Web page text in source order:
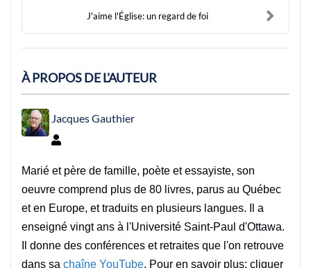
J'aime l'Église: un regard de foi
À PROPOS DE L'AUTEUR
Jacques Gauthier
Jacques Gauthier
Marié et père de famille, poète et essayiste, son
oeuvre comprend plus de 80 livres, parus au Québec
et en Europe, et traduits en plusieurs langues. Il a
enseigné vingt ans à l'Université Saint-Paul d'Ottawa.
Il donne des conférences et retraites que l'on retrouve
dans sa chaîne YouTube. Pour en savoir plus: cliquer